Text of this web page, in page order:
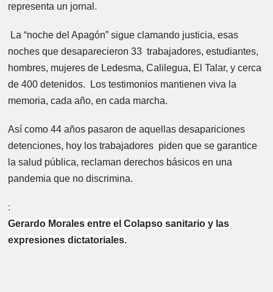
representa un jornal.
La “noche del Apagón” sigue clamando justicia, esas
noches que desaparecieron 33 trabajadores, estudiantes,
hombres, mujeres de Ledesma, Calilegua, El Talar, y cerca
de 400 detenidos. Los testimonios mantienen viva la
memoria, cada año, en cada marcha.
Así como 44 años pasaron de aquellas desapariciones
detenciones, hoy los trabajadores piden que se garantice
la salud pública, reclaman derechos básicos en una
pandemia que no discrimina.
:
Gerardo Morales entre el Colapso sanitario y las
expresiones dictatoriales.